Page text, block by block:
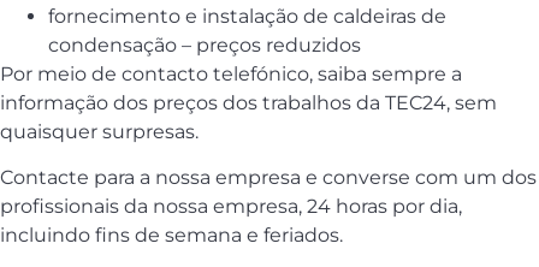
fornecimento e instalação de caldeiras de
condensação – preços reduzidos
Por meio de contacto telefónico, saiba sempre a
informação dos preços dos trabalhos da TEC24, sem
quaisquer surpresas.
Contacte para a nossa empresa e converse com um dos
profissionais da nossa empresa, 24 horas por dia,
incluindo fins de semana e feriados.